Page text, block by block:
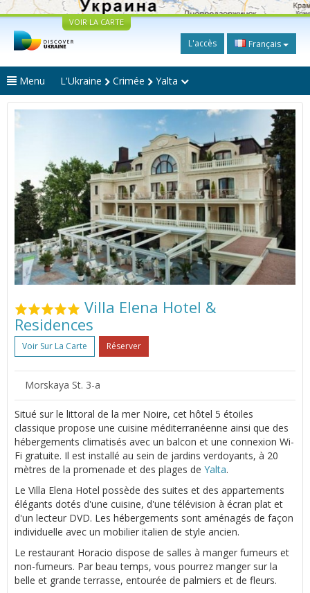
VOIR LA CARTE
L'accès Français
Menu L'Ukraine Crimée Yalta
Villa Elena Hotel &
Residences
Voir Sur La Carte Réserver
Morskaya St. 3-a
Situé sur le littoral de la mer Noire, cet hôtel 5 étoiles
classique propose une cuisine méditerranéenne ainsi que des
hébergements climatisés avec un balcon et une connexion Wi-
Fi gratuite. Il est installé au sein de jardins verdoyants, à 20
mètres de la promenade et des plages de Yalta.
Le Villa Elena Hotel possède des suites et des appartements
élégants dotés d'une cuisine, d'une télévision à écran plat et
d'un lecteur DVD. Les hébergements sont aménagés de façon
individuelle avec un mobilier italien de style ancien.
Le restaurant Horacio dispose de salles à manger fumeurs et
non-fumeurs. Par beau temps, vous pourrez manger sur la
belle et grande terrasse, entourée de palmiers et de fleurs.